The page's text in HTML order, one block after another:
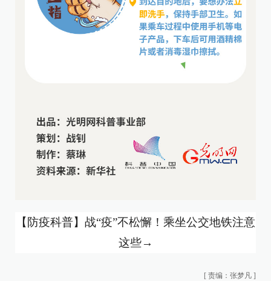
【防疫科普】 战“疫”不松懈 ！ 乘坐公交地铁注意
这些→
[ 责编：张梦凡 ]